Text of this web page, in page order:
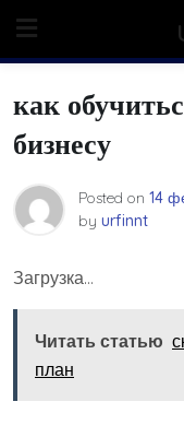
content
как
бизнесу
Posted on 14
by urfinnt
Загрузка…
Читать статью
план